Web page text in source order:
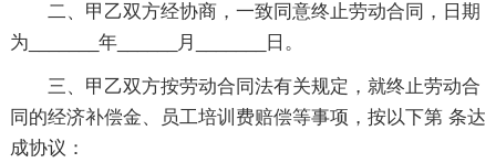
二、甲乙双方经协商，一致同意终止劳动合同，日期
为_______年______月_______日。
三、甲乙双方按劳动合同法有关规定，就终止劳动合
同的经济补偿金、员工培训费赔偿等事项，按以下第 条达
成协议：